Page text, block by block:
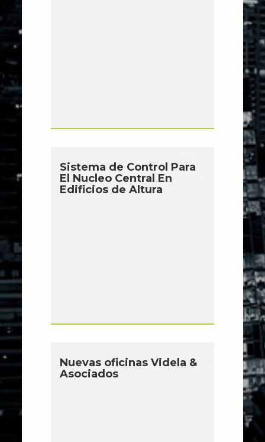
Sistema de Control Para
El Nucleo Central En
Edificios de Altura
Nuevas oficinas Videla &
Asociados